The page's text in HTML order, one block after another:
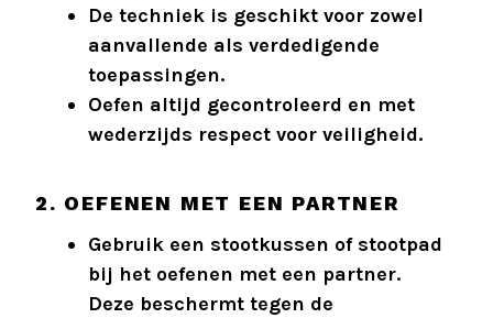
De techniek is geschikt voor zowel
aanvallende als verdedigende
toepassingen.
Oefen altijd gecontroleerd en met
wederzijds respect voor veiligheid.
2. OEFENEN MET EEN PARTNER
Gebruik een stootkussen of stootpad
bij het oefenen met een partner.
Deze beschermt tegen de